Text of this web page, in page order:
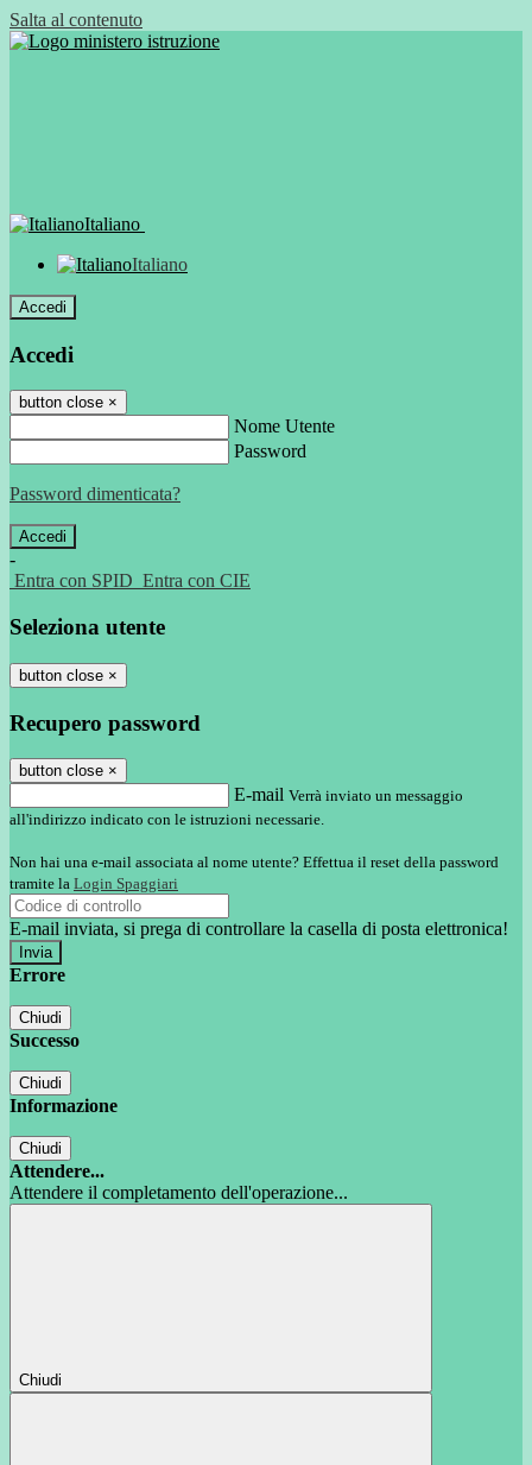
Salta al contenuto
Italiano
Italiano
Accedi
Accedi
button close ×
Nome Utente
Password
Password dimenticata?
-
Entra con SPID Entra con CIE
Seleziona utente
button close ×
Recupero password
button close ×
E-mail Verrà inviato un messaggio
all'indirizzo indicato con le istruzioni necessarie.
Non hai una e-mail associata al nome utente? Effettua il reset della password
tramite la Login Spaggiari
E-mail inviata, si prega di controllare la casella di posta elettronica!
Errore
Chiudi
Successo
Chiudi
Informazione
Chiudi
Attendere...
Attendere il completamento dell'operazione...
Chiudi